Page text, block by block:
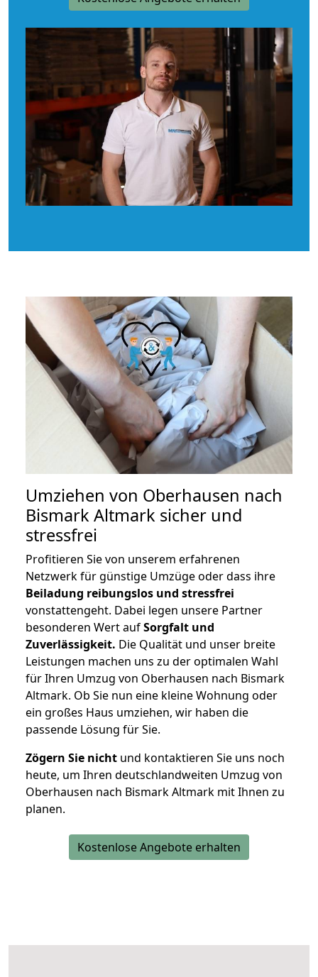
Umziehen von Oberhausen nach
Bismark Altmark sicher und
stressfrei
Profitieren Sie von unserem erfahrenen
Netzwerk für günstige Umzüge oder dass ihre
Beiladung reibungslos und stressfrei
vonstattengeht. Dabei legen unsere Partner
besonderen Wert aufSorgfalt und
Zuverlässigkeit. Die Qualität und unser breite
Leistungen machen uns zu der optimalen Wahl
für Ihren Umzug von Oberhausen nach Bismark
Altmark. Ob Sie nun eine kleine Wohnung oder
ein großes Haus umziehen, wir haben die
passende Lösung für Sie.
Zögern Sie nicht und kontaktieren Sie uns noch
heute, um Ihren deutschlandweiten Umzug von
Oberhausen nach Bismark Altmark mit Ihnen zu
planen.
Kostenlose Angebote erhalten